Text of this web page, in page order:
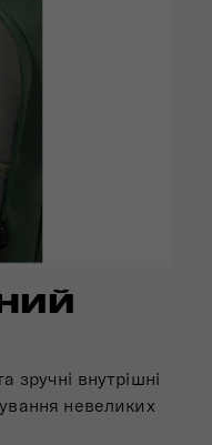
зручні внутрішні
невеликих